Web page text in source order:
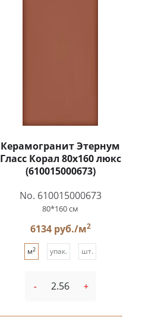
Керамогранит Этернум
Гласс Корал 80x160 люкс
(610015000673)
No. 610015000673
80*160 см
6134 руб./м2
м2 упак. шт.
- +